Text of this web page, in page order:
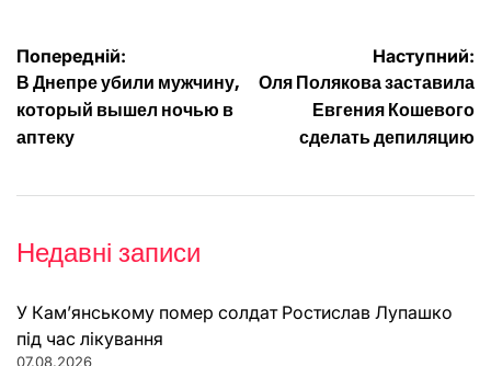
Навігація
записів
Попередній:
В Днепре убили мужчину,
который вышел ночью в
аптеку
Наступний:
Оля Полякова заставила
Евгения Кошевого
сделать депиляцию
Недавні записи
У Кам’янському помер солдат Ростислав Лупашко
під час лікування
07.08.2026